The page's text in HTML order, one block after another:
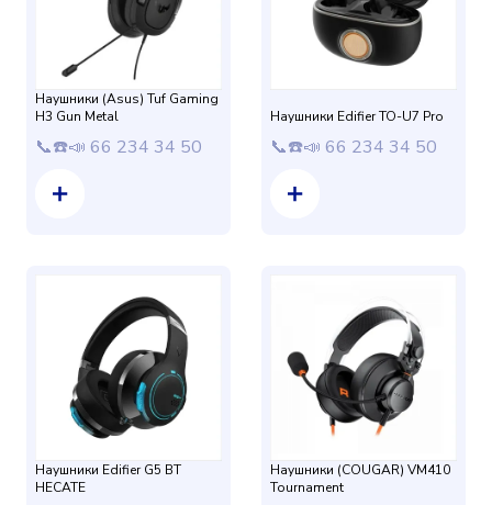
Наушники (Asus) Tuf Gaming
H3 Gun Metal
📞☎️📣 66 234 34 50
Наушники Edifier TO-U7 Pro
📞☎️📣 66 234 34 50
Наушники Edifier G5 BT
HECATE
Наушники (COUGAR) VM410
Tournament